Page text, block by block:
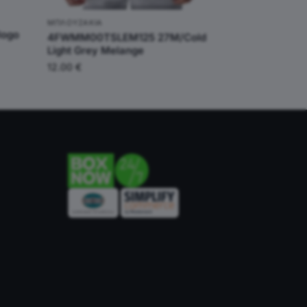
4FWMM00TSLEM125 27M/Cold
Light Grey Melange
12.00€